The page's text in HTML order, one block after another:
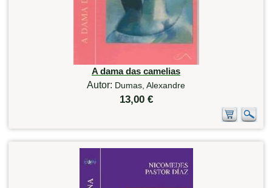
A dama das camelias
Autor: Dumas, Alexandre
13,00 €